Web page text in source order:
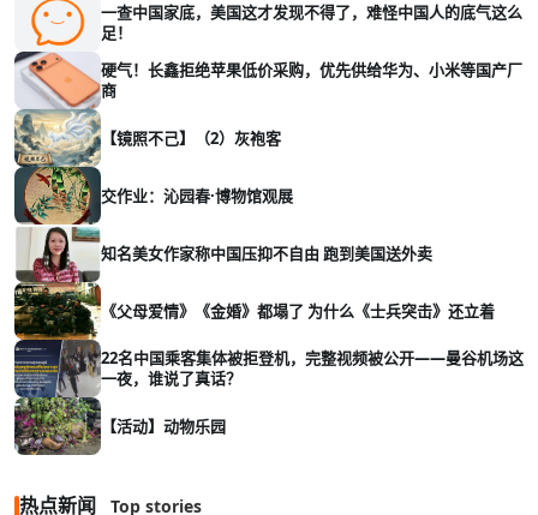
一查中国家底，美国这才发现不得了，难怪中国人的底气这么
足！
硬气！长鑫拒绝苹果低价采购，优先供给华为、小米等国产厂
商
【镜照不己】（2）灰袍客
交作业：沁园春·博物馆观展
知名美女作家称中国压抑不自由 跑到美国送外卖
《父母爱情》《金婚》都塌了 为什么《士兵突击》还立着
22名中国乘客集体被拒登机，完整视频被公开——曼谷机场这
一夜，谁说了真话？
【活动】动物乐园
热点新闻 Top stories